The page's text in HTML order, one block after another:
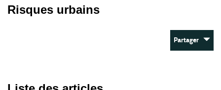
Risques urbains
Partager